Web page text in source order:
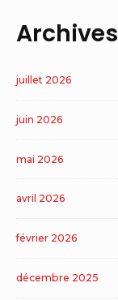
Archives
juillet 2026
juin 2026
mai 2026
avril 2026
février 2026
décembre 2025